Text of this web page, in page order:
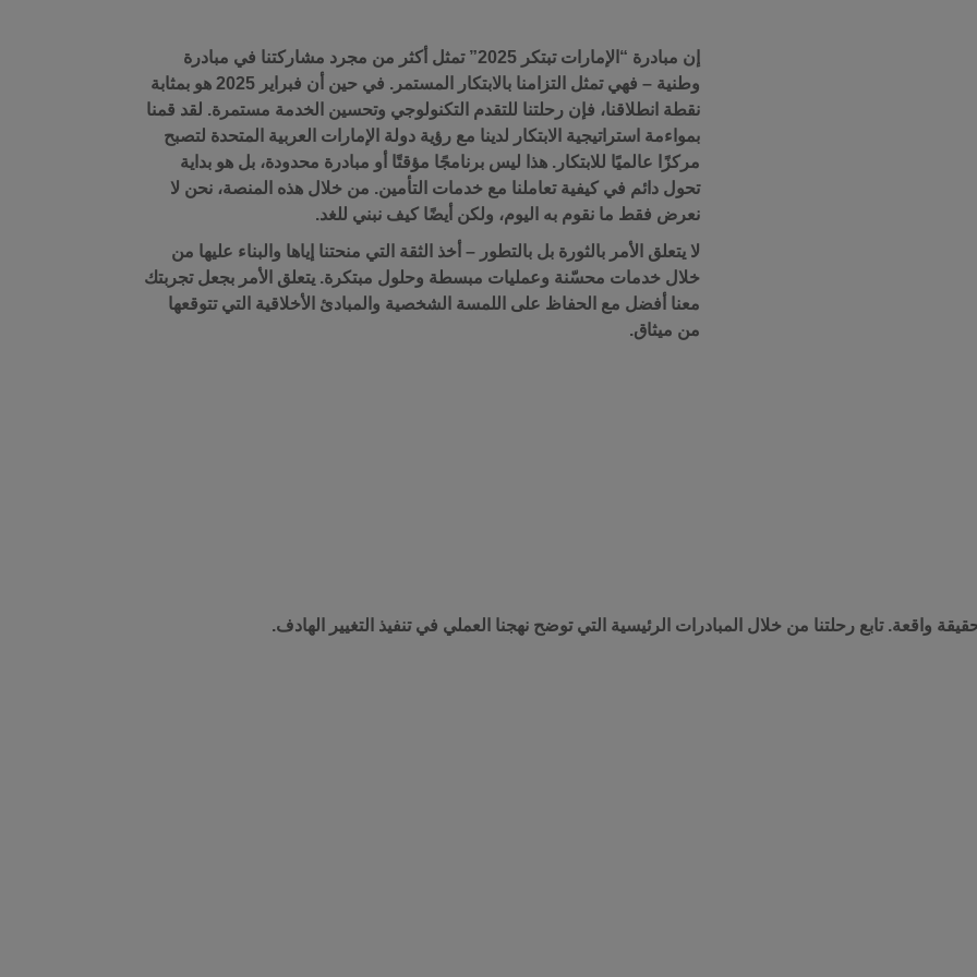
إن مبادرة “الإمارات تبتكر 2025” تمثل أكثر من مجرد مشاركتنا في مبادرة
وطنية – فهي تمثل التزامنا بالابتكار المستمر. في حين أن فبراير 2025 هو بمثابة
نقطة انطلاقنا، فإن رحلتنا للتقدم التكنولوجي وتحسين الخدمة مستمرة. لقد قمنا
بمواءمة استراتيجية الابتكار لدينا مع رؤية دولة الإمارات العربية المتحدة لتصبح
مركزًا عالميًا للابتكار. هذا ليس برنامجًا مؤقتًا أو مبادرة محدودة، بل هو بداية
تحول دائم في كيفية تعاملنا مع خدمات التأمين. من خلال هذه المنصة، نحن لا
نعرض فقط ما نقوم به اليوم، ولكن أيضًا كيف نبني للغد.
لا يتعلق الأمر بالثورة بل بالتطور – أخذ الثقة التي منحتنا إياها والبناء عليها من
خلال خدمات محسّنة وعمليات مبسطة وحلول مبتكرة. يتعلق الأمر بجعل تجربتك
معنا أفضل مع الحفاظ على اللمسة الشخصية والمبادئ الأخلاقية التي تتوقعها
من ميثاق.
واقعة. تابع رحلتنا من خلال المبادرات الرئيسية التي توضح نهجنا العملي في تنفيذ التغيير الهادف.